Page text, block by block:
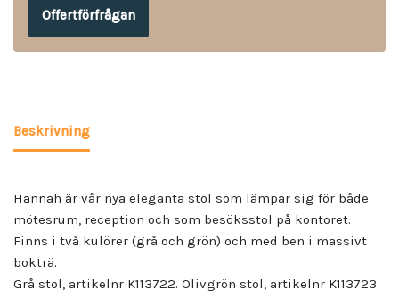
Offertförfrågan
Beskrivning
Hannah är vår nya eleganta stol som lämpar sig för både
mötesrum, reception och som besöksstol på kontoret.
Finns i två kulörer (grå och grön) och med ben i massivt
bokträ.
Grå stol, artikelnr K113722. Olivgrön stol, artikelnr K113723